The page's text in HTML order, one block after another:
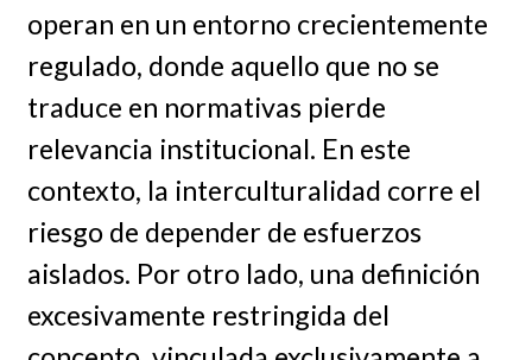
operan en un entorno crecientemente
regulado, donde aquello que no se
traduce en normativas pierde
relevancia institucional. En este
contexto, la interculturalidad corre el
riesgo de depender de esfuerzos
aislados. Por otro lado, una definición
excesivamente restringida del